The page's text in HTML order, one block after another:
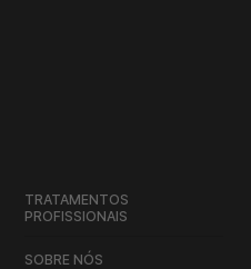
TRATAMENTOS
PROFISSIONAIS
SOBRE NÓS